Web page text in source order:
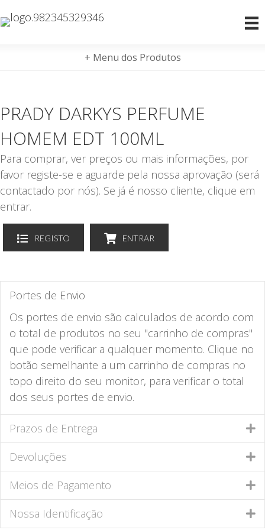
+ Menu dos Produtos
PRADY DARKYS PERFUME
HOMEM EDT 100ML
Para comprar, ver preços ou mais informações, por
favor registe-se e aguarde pela nossa aprovação (será
contactado por nós). Se já é nosso cliente, clique em
entrar.
REGISTO ENTRAR
Portes de Envio
Os portes de envio são calculados de acordo com
o total de produtos no seu "carrinho de compras"
que pode verificar a qualquer momento. Clique no
botão semelhante a um carrinho de compras no
topo direito do seu monitor, para verificar o total
dos seus portes de envio.
Prazos de Entrega
Devoluções
Meios de Pagamento
Nossa Identificação